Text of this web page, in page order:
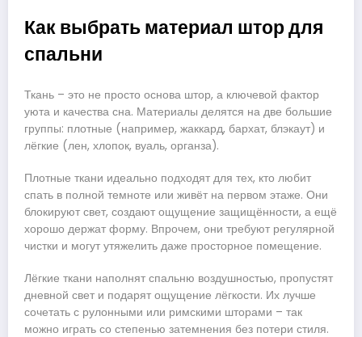
Как выбрать материал штор для
спальни
Ткань – это не просто основа штор, а ключевой фактор
уюта и качества сна. Материалы делятся на две большие
группы: плотные (например, жаккард, бархат, блэкаут) и
лёгкие (лен, хлопок, вуаль, органза).
Плотные ткани идеально подходят для тех, кто любит
спать в полной темноте или живёт на первом этаже. Они
блокируют свет, создают ощущение защищённости, а ещё
хорошо держат форму. Впрочем, они требуют регулярной
чистки и могут утяжелить даже просторное помещение.
Лёгкие ткани наполнят спальню воздушностью, пропустят
дневной свет и подарят ощущение лёгкости. Их лучше
сочетать с рулонными или римскими шторами – так
можно играть со степенью затемнения без потери стиля.